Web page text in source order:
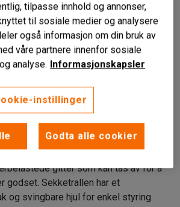
gitter som kan tas av for å
godset. Sekketrallen har et
og svingbare hjul for enkel styring.
tilpasse innhold og annonser,
til sosiale medier og analysere
også informasjon om din bruk av
våre partnere innenfor sosiale
analyse. Informasjonskapsler
instillinger
Godta alle cookier